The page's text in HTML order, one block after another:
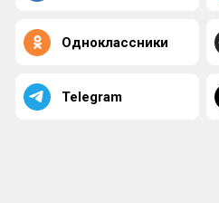
Одноклассники
Telegram